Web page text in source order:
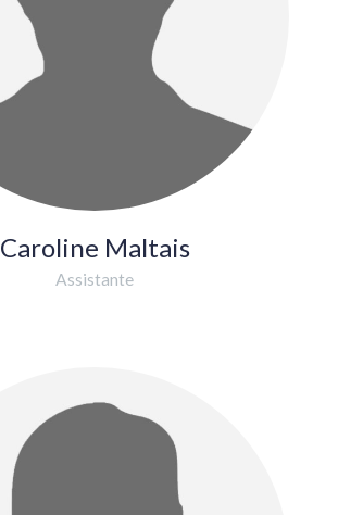
Caroline Maltais
Assistante